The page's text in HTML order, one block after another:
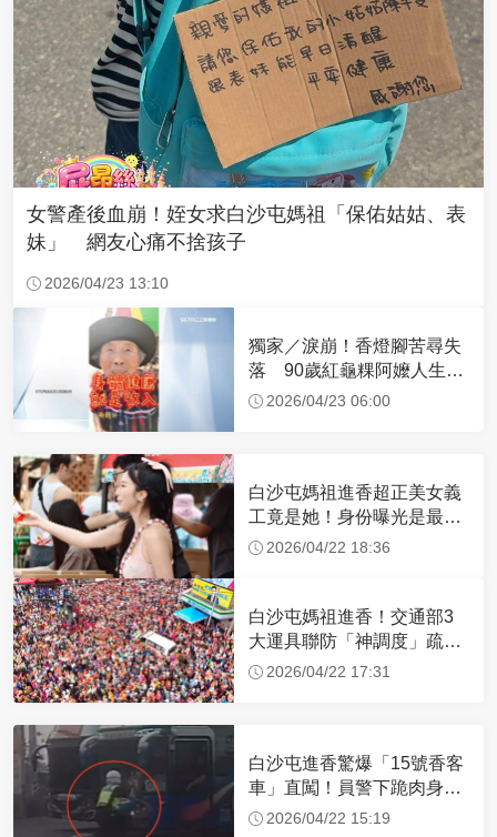
女警產後血崩！姪女求白沙屯媽祖「保佑姑姑、表
妹」 網友心痛不捨孩子
2026/04/23 13:10
獨家／淚崩！香燈腳苦尋失
落 90歲紅龜粿阿嬤人生謝
幕2026/04/23 06:00
白沙屯媽祖進香超正美女義
工竟是她！身份曝光是最美
禮生 一輩子不結婚
2026/04/22 18:36
白沙屯媽祖進香！交通部3
大運具聯防「神調度」疏運
32.1萬創新高
2026/04/22 17:31
白沙屯進香驚爆「15號香客
車」直闖！員警下跪肉身擋
車：讓行人先過
2026/04/22 15:19